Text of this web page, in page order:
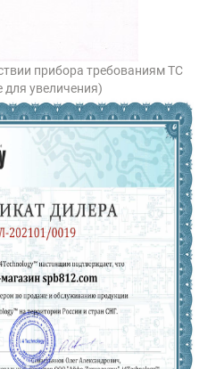
прибора требованиям ТС
для увеличения)